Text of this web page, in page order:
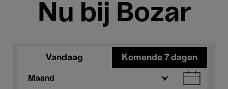
Nu bij Bozar
Vandaag Komende 7 dagen
Maand